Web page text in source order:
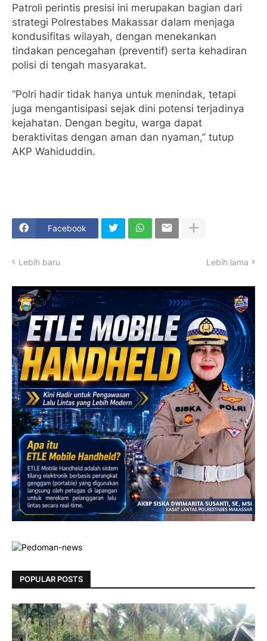
Patroli perintis presisi ini merupakan bagian dari
strategi Polrestabes Makassar dalam menjaga
kondusifitas wilayah, dengan menekankan
tindakan pencegahan (preventif) serta kehadiran
polisi di tengah masyarakat.
“Polri hadir tidak hanya untuk menindak, tetapi
juga mengantisipasi sejak dini potensi terjadinya
kejahatan. Dengan begitu, warga dapat
beraktivitas dengan aman dan nyaman,” tutup
AKP Wahiduddin.
Facebook
Lebih baru Lebih lama
POPULAR POSTS